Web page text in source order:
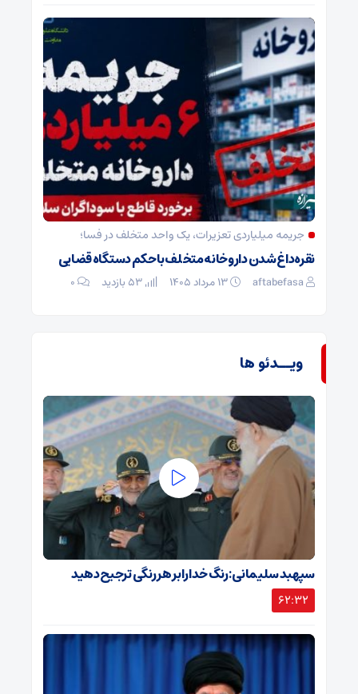
جریمه میلیاردی تعزیرات، یک واحد متخلف در فسا؛
نقره‌داغ شدن داروخانه متخلف با حکم دستگاه قضایی
aftabefasa ۰
ویــدئو ها
سپهبد سلیمانی: رنگ خدا را بر هر رنگی ترجیح دهید
62:32